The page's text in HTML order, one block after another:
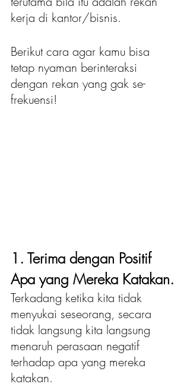
kerja di kantor/bisnis.
Berikut cara agar kamu bisa
tetap nyaman berinteraksi
dengan rekan yang gak se-
frekuensi!
1. Terima dengan Positif
Apa yang Mereka Katakan.
Terkadang ketika kita tidak
menyukai seseorang, secara
tidak langsung kita langsung
menaruh perasaan negatif
terhadap apa yang mereka
katakan.